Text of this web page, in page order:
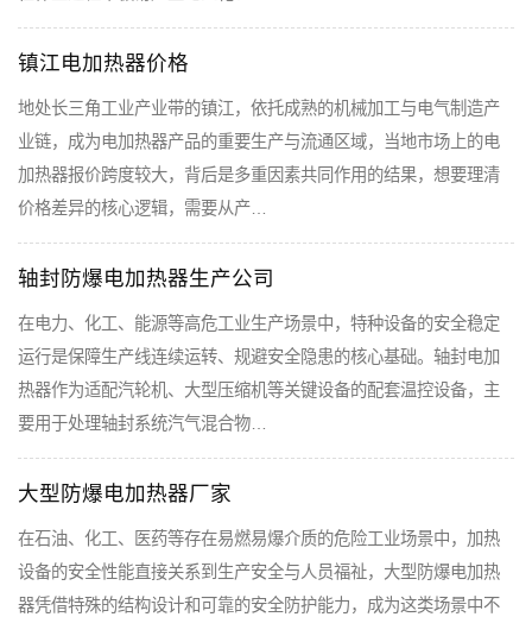
镇江电加热器价格
地处长三角工业产业带的镇江，依托成熟的机械加工与电气制造产
业链，成为电加热器产品的重要生产与流通区域，当地市场上的电
加热器报价跨度较大，背后是多重因素共同作用的结果，想要理清
价格差异的核心逻辑，需要从产…
轴封防爆电加热器生产公司
在电力、化工、能源等高危工业生产场景中，特种设备的安全稳定
运行是保障生产线连续运转、规避安全隐患的核心基础。轴封电加
热器作为适配汽轮机、大型压缩机等关键设备的配套温控设备，主
要用于处理轴封系统汽气混合物…
大型防爆电加热器厂家
在石油、化工、医药等存在易燃易爆介质的危险工业场景中，加热
设备的安全性能直接关系到生产安全与人员福祉，大型防爆电加热
器凭借特殊的结构设计和可靠的安全防护能力，成为这类场景中不